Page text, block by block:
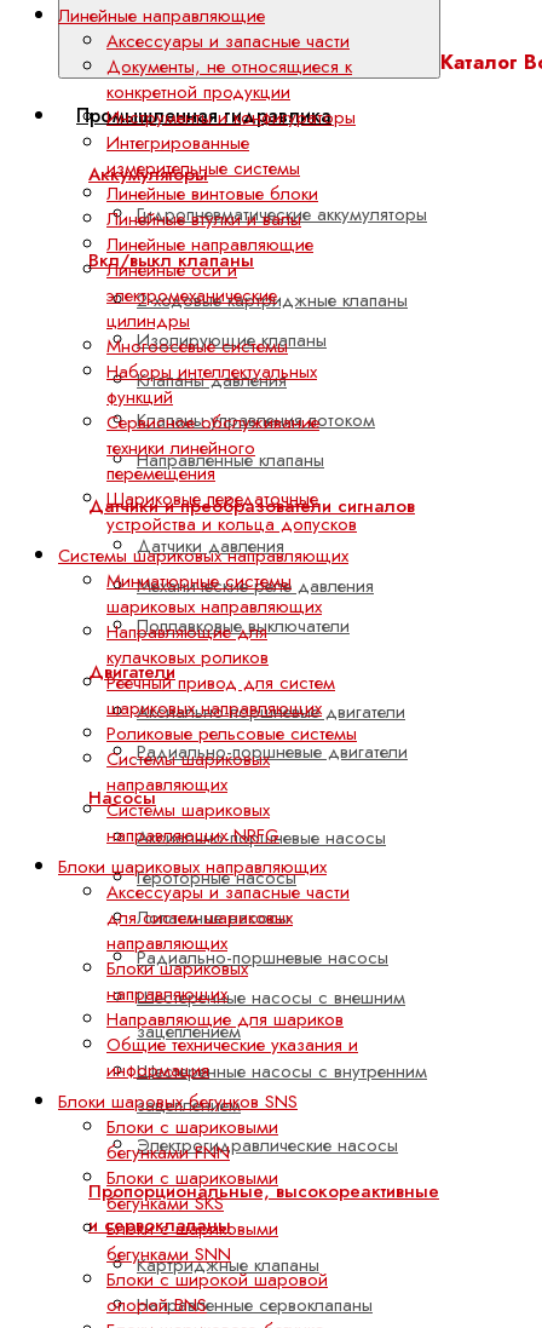
Каталог
Промышленная гидравлика
Аккумуляторы
Гидропневматические аккумуляторы
Вкл/выкл клапаны
2-ходовые картриджные клапаны
Изолирующие клапаны
Клапаны давления
Клапаны управления потоком
Направленные клапаны
Датчики и преобразователи сигналов
Датчики давления
Механические реле давления
Поплавковые выключатели
Двигатели
Аксиально-поршневые двигатели
Радиально-поршневые двигатели
Насосы
Аксиально-поршневые насосы
Героторные насосы
Лопастные насосы
Радиально-поршневые насосы
Шестеренные насосы с внешним
зацеплением
Шестеренные насосы с внутренним
зацеплением
Электрогидравлические насосы
Пропорциональные, высокореактивные
и сервоклапаны
Картриджные клапаны
Направленные сервоклапаны
Линейные направляющие
Аксессуары и запасные части
Документы, не относящиеся к
конкретной продукции
Инструменты и конфигураторы
Интегрированные
измерительные системы
Линейные винтовые блоки
Линейные втулки и валы
Линейные направляющие
Линейные оси и
электромеханические
цилиндры
Многоосевые системы
Наборы интеллектуальных
функций
Сервисное обслуживание
техники линейного
перемещения
Шариковые передаточные
устройства и кольца допусков
Системы шариковых направляющих
Миниатюрные системы
шариковых направляющих
Направляющие для
кулачковых роликов
Реечный привод для систем
шариковых направляющих
Роликовые рельсовые системы
Системы шариковых
направляющих
Системы шариковых
направляющих NRFG
Блоки шариковых направляющих
Аксессуары и запасные части
для систем шариковых
направляющих
Блоки шариковых
направляющих
Направляющие для шариков
Общие технические указания и
информация
Блоки шаровых бегунков SNS
Блоки с шариковыми
бегунками FNN
Блоки с шариковыми
бегунками SKS
Блоки с шариковыми
бегунками SNN
Блоки с широкой шаровой
опорой BNS